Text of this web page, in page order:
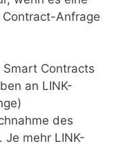
Anfrage
Smart Contracts
an LINK-
des
Je mehr LINK-